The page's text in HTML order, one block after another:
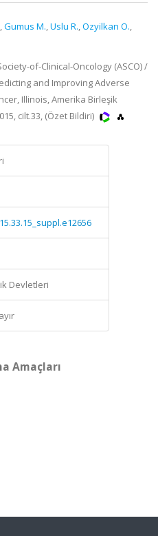
,Gumus M.,Uslu R.,Ozyilkan O.,
of-Clinical-Oncology (ASCO) /
and Improving Adverse
Illinois, Amerika Birleşik
cilt.33, (Özet Bildiri)
Devletleri
Amaçları